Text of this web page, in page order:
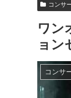
コンサ
ワン
ョン
コンサ